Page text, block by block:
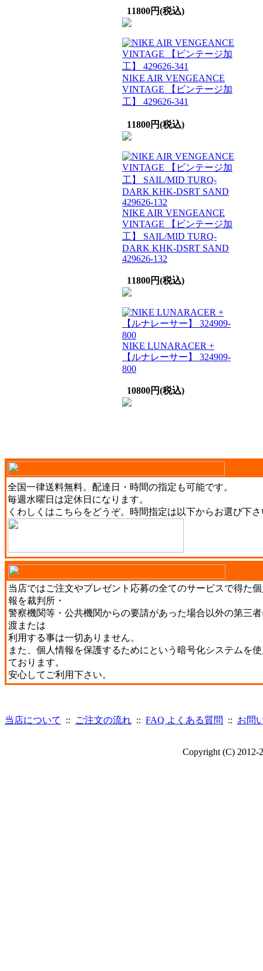
11800円(税込)
NIKE AIR VENGEANCE
VINTAGE 【ビンテージ加
工】 429626-341
11800円(税込)
NIKE AIR VENGEANCE
VINTAGE 【ビンテージ加
工】 SAIL/MID TURQ-
DARK KHK-DSRT SAND
429626-132
11800円(税込)
NIKE LUNARACER +
【ルナレーサー】 324909-
800
10800円(税込)
全国一律送料無料。配達日・時間の指定も可能です。
毎週水曜日は定休日になります。
くわしくはこちら をどうぞ。時間指定は以下からお選び下
当店ではご注文やプレゼント応募の全てのサービスで得た
報を裁判所・
警察機関等・公共機関からの要請があった場合以外の第三
渡または
利用する事は一切ありません。
また、個人情報を保護するためにという暗号化システムを
ております。
安心してご利用下さい。
当店について :: ご注文の流れ :: FAQ よくある質問 :: お問
Copyright (C) 2012-